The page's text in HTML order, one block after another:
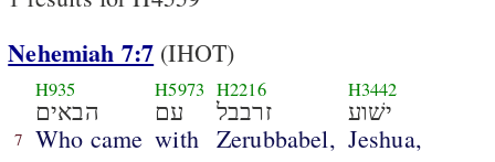
Nehemiah 7:7 (IHOT)
7
H935
הבאים
Who came
H5973
עם
with
H2216
זרבבל
Zerubbabel,
H3442
ישׁוע
Jeshua,